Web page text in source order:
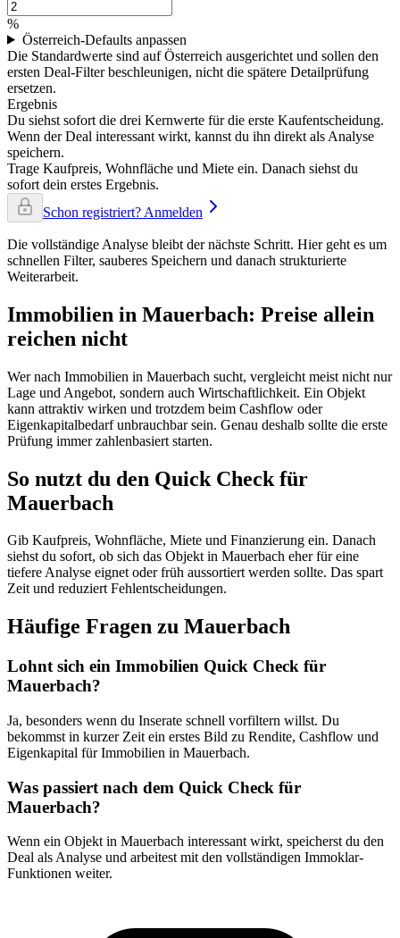
%
Österreich-Defaults anpassen
Die Standardwerte sind auf Österreich ausgerichtet und sollen den
ersten Deal-Filter beschleunigen, nicht die spätere Detailprüfung
ersetzen.
Ergebnis
Du siehst sofort die drei Kernwerte für die erste Kaufentscheidung.
Wenn der Deal interessant wirkt, kannst du ihn direkt als Analyse
speichern.
Trage Kaufpreis, Wohnfläche und Miete ein. Danach siehst du
sofort dein erstes Ergebnis.
Schon registriert? Anmelden
Die vollständige Analyse bleibt der nächste Schritt. Hier geht es um
schnellen Filter, sauberes Speichern und danach strukturierte
Weiterarbeit.
Immobilien in Mauerbach: Preise allein
reichen nicht
Wer nach Immobilien in Mauerbach sucht, vergleicht meist nicht nur
Lage und Angebot, sondern auch Wirtschaftlichkeit. Ein Objekt
kann attraktiv wirken und trotzdem beim Cashflow oder
Eigenkapitalbedarf unbrauchbar sein. Genau deshalb sollte die erste
Prüfung immer zahlenbasiert starten.
So nutzt du den Quick Check für
Mauerbach
Gib Kaufpreis, Wohnfläche, Miete und Finanzierung ein. Danach
siehst du sofort, ob sich das Objekt in Mauerbach eher für eine
tiefere Analyse eignet oder früh aussortiert werden sollte. Das spart
Zeit und reduziert Fehlentscheidungen.
Häufige Fragen zu Mauerbach
Lohnt sich ein Immobilien Quick Check für
Mauerbach?
Ja, besonders wenn du Inserate schnell vorfiltern willst. Du
bekommst in kurzer Zeit ein erstes Bild zu Rendite, Cashflow und
Eigenkapital für Immobilien in Mauerbach.
Was passiert nach dem Quick Check für
Mauerbach?
Wenn ein Objekt in Mauerbach interessant wirkt, speicherst du den
Deal als Analyse und arbeitest mit den vollständigen Immoklar-
Funktionen weiter.